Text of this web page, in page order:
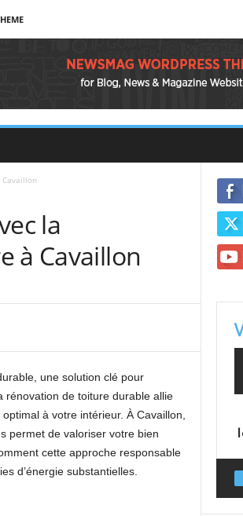
la
à Cavaillon
une solution clé pour
rénovation de toiture durable allie
à votre intérieur. À Cavaillon,
permet de valoriser votre bien
cette approche responsable
d’énergie substantielles.